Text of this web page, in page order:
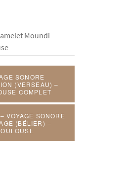
Moundi
SONORE
(VERSEAU) –
COMPLET
VOYAGE SONORE
(BÉLIER) –